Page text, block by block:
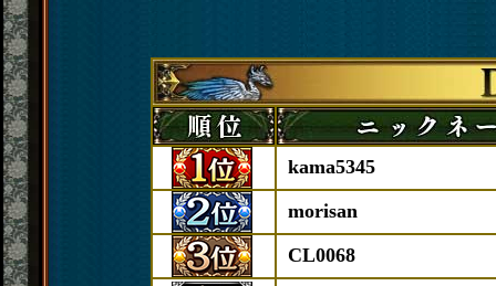
kama5345
morisan
CL0068